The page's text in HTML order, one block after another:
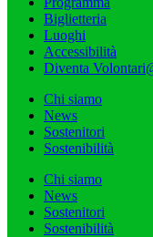
Biglietteria
Luoghi
Accessibilità
Diventa
Chi siamo
News
Sostenitori
Sostenibilità
Chi siamo
News
Sostenitori
Sostenibilità